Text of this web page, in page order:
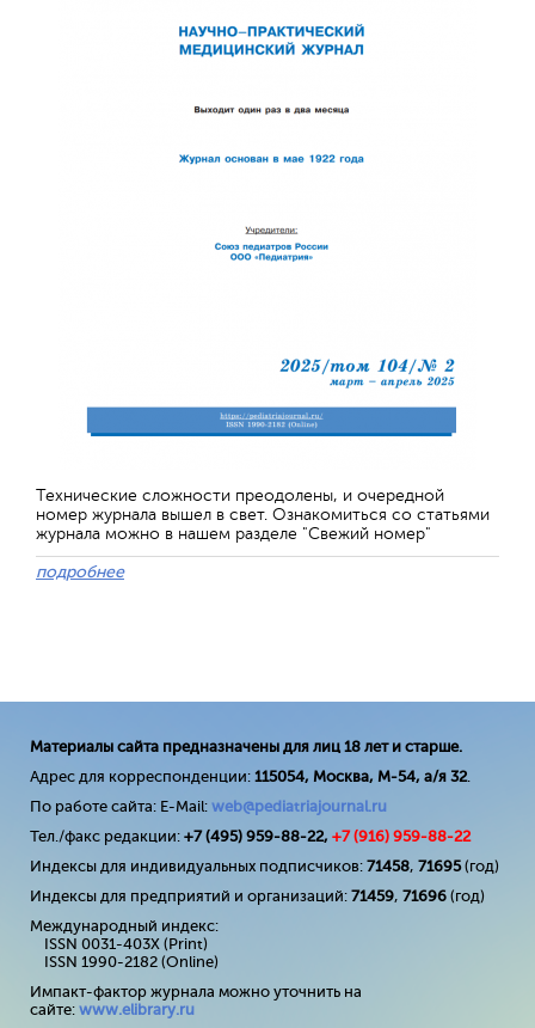
Технические сложности преодолены, и очередной
номер журнала вышел в свет. Ознакомиться со статьями
журнала можно в нашем разделе "Свежий номер"
подробнее
Материалы сайта предназначены для лиц 18 лет и старше.
Адрес для корреспонденции: 115054, Москва, М-54, а/я 32.
По работе сайта: E-Mail: web@pediatriajournal.ru
Тел./факс редакции: +7 (495) 959-88-22, +7 (916) 959-88-22
Индексы для индивидуальных подписчиков: 71458, 71695(год)
Индексы для предприятий и организаций: 71459, 71696 (год)
Международный индекс:
ISSN 0031-403X (Print)
ISSN 1990-2182 (Online)
Импакт-фактор журнала можно уточнить на
сайте: www.elibrary.ru